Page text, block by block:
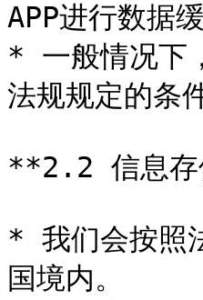
APP进行数据
* 一般情况下
法规规定的条
**2.2 信息存
* 我们会按照
国境内。